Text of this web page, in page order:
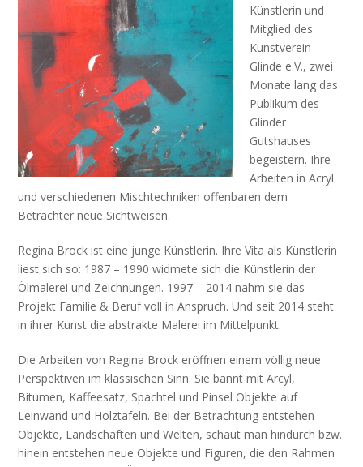
Künstlerin und
Mitglied des
Kunstverein
Glinde e.V., zwei
Monate lang das
Publikum des
Glinder
Gutshauses
begeistern. Ihre
Arbeiten in Acryl
und verschiedenen Mischtechniken offenbaren dem
Betrachter neue Sichtweisen.
Regina Brock ist eine junge Künstlerin. Ihre Vita als Künstlerin
liest sich so: 1987 – 1990 widmete sich die Künstlerin der
Ölmalerei und Zeichnungen. 1997 – 2014 nahm sie das
Projekt Familie & Beruf voll in Anspruch. Und seit 2014 steht
in ihrer Kunst die abstrakte Malerei im Mittelpunkt.
Die Arbeiten von Regina Brock eröffnen einem völlig neue
Perspektiven im klassischen Sinn. Sie bannt mit Arcyl,
Bitumen, Kaffeesatz, Spachtel und Pinsel Objekte auf
Leinwand und Holztafeln. Bei der Betrachtung entstehen
Objekte, Landschaften und Welten, schaut man hindurch bzw.
hinein entstehen neue Objekte und Figuren, die den Rahmen